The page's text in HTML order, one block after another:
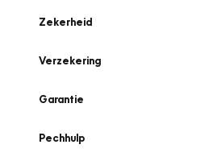
Zekerheid
Verzekering
Garantie
Pechhulp